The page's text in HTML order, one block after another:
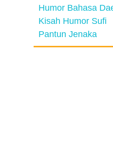
Humor Bahasa
Kisah Humor Sufi
Pantun Jenaka